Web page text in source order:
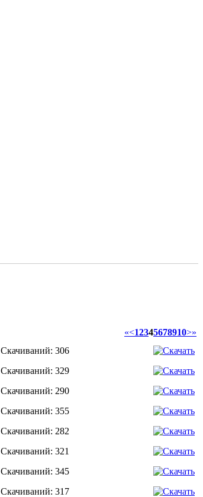
«<12345678910>»
Скачиваний: 306
Скачиваний: 329
Скачиваний: 290
Скачиваний: 355
Скачиваний: 282
Скачиваний: 321
Скачиваний: 345
Скачиваний: 317